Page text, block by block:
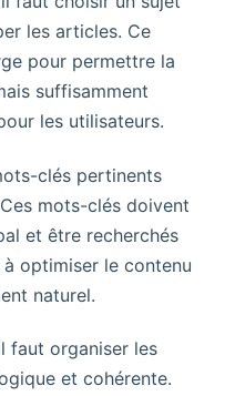
les articles. Ce
pour permettre la
suffisamment
les utilisateurs.
clés pertinents
mots-clés doivent
et être recherchés
optimiser le contenu
naturel.
faut organiser les
et cohérente.